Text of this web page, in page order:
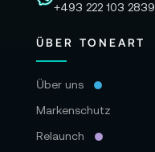
+493 222 103 2839
ÜBER TONEART
Über uns
Markenschutz
Relaunch